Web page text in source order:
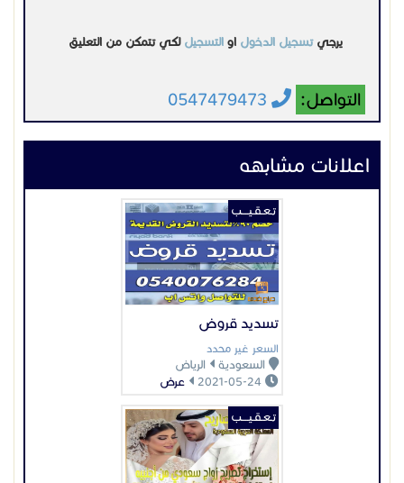
يرجيتسجيل الدخول او التسجيل لكي تتمكن من التعليق
التواصل: 0547479473
اعلانات مشابهه
تسديد قروض
السعر غير محدد
السعودية
الرياض
عرض
تـعـقـيــــب
تـعـقـيــــب